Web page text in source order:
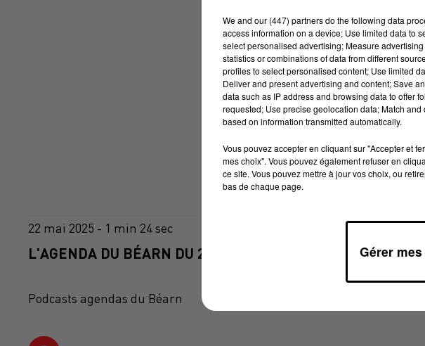
22 mai 2025 - 1 min 24 sec
L'AGENDA DU BÉARN DU 22/05/2025 À 11H00
Podcasts agendas du Béarn
We and our (447) partnersdo the following data
access information on a device; Use limited data to
select personalised advertising; Measure
statistics or combinations of data from different
profiles to select personalised content; Use limited
Deliver and present advertising and content; Save
data such as IP address and browsing data to offer
requested; Use precise geolocation data; Match
based on information transmitted automatically.
Vous pouvez accepter en cliquant sur "Accepter et
mes choix". Vous pouvez également refuser en
ce site. Vous pouvez mettre à jour vos choix, ou
bas de chaque page.
Gérer